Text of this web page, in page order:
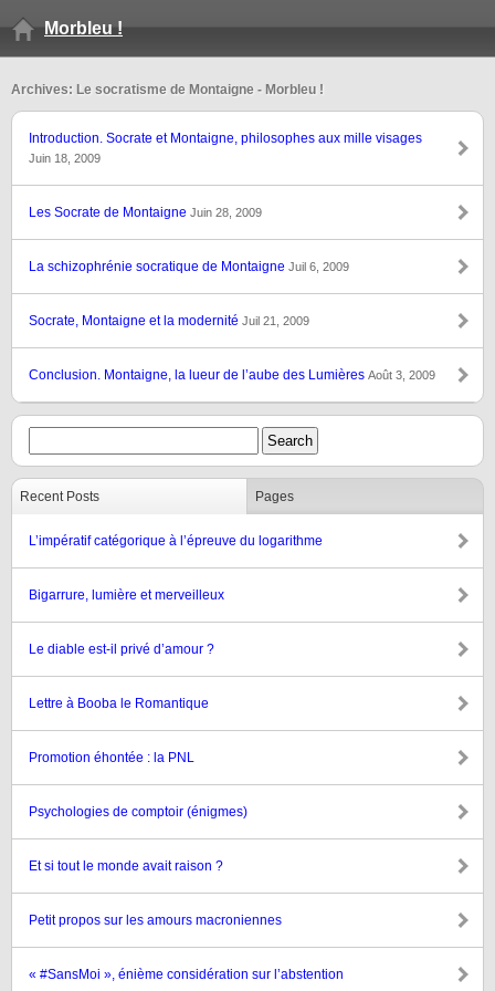
Morbleu !
Archives: Le socratisme de Montaigne - Morbleu !
Introduction. Socrate et Montaigne, philosophes aux mille visages
Juin 18, 2009
Les Socrate de Montaigne Juin 28, 2009
La schizophrénie socratique de Montaigne Juil 6, 2009
Socrate, Montaigne et la modernité Juil 21, 2009
Conclusion. Montaigne, la lueur de l’aube des Lumières Août 3, 2009
Recent Posts Pages
L’impératif catégorique à l’épreuve du logarithme
Bigarrure, lumière et merveilleux
Le diable est-il privé d’amour ?
Lettre à Booba le Romantique
Promotion éhontée : la PNL
Psychologies de comptoir (énigmes)
Et si tout le monde avait raison ?
Petit propos sur les amours macroniennes
« #SansMoi », énième considération sur l’abstention